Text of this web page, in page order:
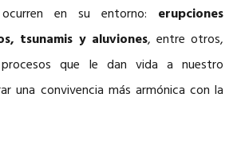
en su entorno: erupciones
tsunamis y aluviones, entre otros,
que le dan vida a nuestro
una convivencia más armónica con la